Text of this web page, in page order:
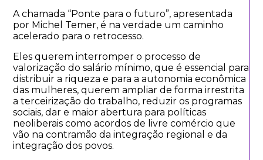
A chamada “Ponte para o futuro”, apresentada
por Michel Temer, é na verdade um caminho
acelerado para o retrocesso.
Eles querem interromper o processo de
valorização do salário mínimo, que é essencial para
distribuir a riqueza e para a autonomia econômica
das mulheres, querem ampliar de forma irrestrita
a terceirização do trabalho, reduzir os programas
sociais, dar e maior abertura para políticas
neoliberais como acordos de livre comércio que
vão na contramão da integração regional e da
integração dos povos.